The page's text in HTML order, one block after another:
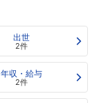
出世
2件
年収・給与
2件